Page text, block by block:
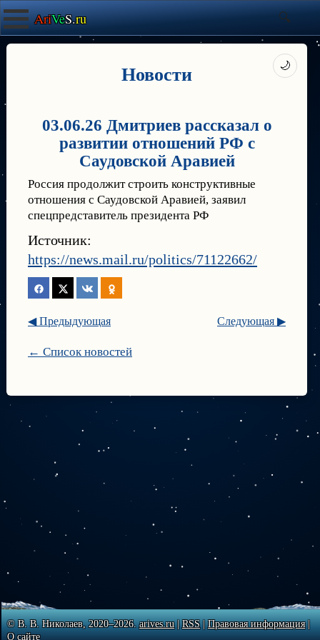
AriVeS.ru
Новости
03.06.26 Дмитриев рассказал о
развитии отношений РФ с
Саудовской Аравией
Россия продолжит строить конструктивные
отношения с Саудовской Аравией, заявил
спецпредставитель президента РФ
Источник:
https://news.mail.ru/politics/71122662/
Следующая ▶
◀ Предыдующая
← Список новостей
🌙
© В. В. Николаев, 2020–2026.arives.ru|RSS|Правовая информация|
О сайте